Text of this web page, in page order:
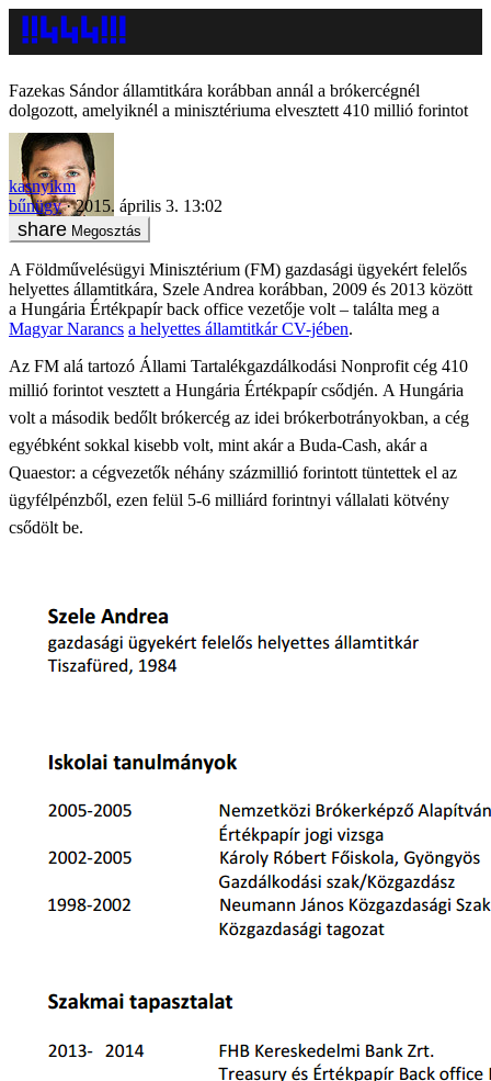
Fazekas Sándor államtitkára korábban annál a brókercégnél
dolgozott, amelyiknél a minisztériuma elvesztett 410 millió forintot
kasnyikm
bűnügy
2015. április 3. 13:02
Megosztás
A Földművelésügyi Minisztérium (FM) gazdasági ügyekért felelős
helyettes államtitkára, Szele Andrea korábban, 2009 és 2013 között
a Hungária Értékpapír back office vezetője volt – találta meg a
Magyar Narancs a helyettes államtitkár CV-jében.
Az FM alá tartozó Állami Tartalékgazdálkodási Nonprofit cég 410
millió forintot vesztett a Hungária Értékpapír csődjén. A Hungária
volt a második bedőlt brókercég az idei brókerbotrányokban, a cég
egyébként sokkal kisebb volt, mint akár a Buda-Cash, akár a
Quaestor: a cégvezetők néhány százmillió forintott tüntettek el az
ügyfélpénzből, ezen felül 5-6 milliárd forintnyi vállalati kötvény
csődölt be.